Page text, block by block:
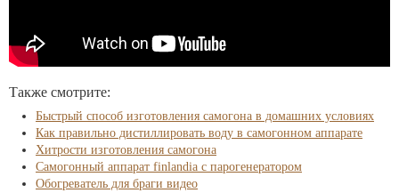
Также смотрите:
Быстрый способ изготовления самогона в домашних условиях
Как правильно дистиллировать воду в самогонном аппарате
Хитрости изготовления самогона
Самогонный аппарат finlandia с парогенератором
Обогреватель для браги видео